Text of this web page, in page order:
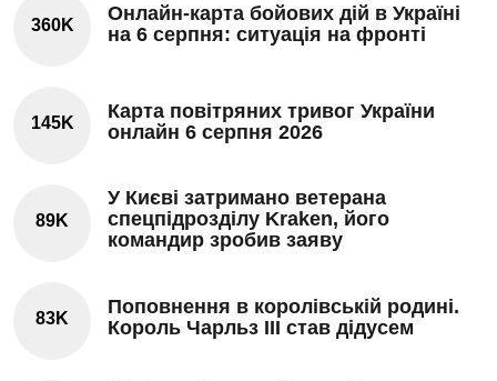
360K
Онлайн-карта бойових дій в Україні
на 6 серпня: ситуація на фронті
145K
Карта повітряних тривог України
онлайн 6 серпня 2026
89K
У Києві затримано ветерана
спецпідрозділу Kraken, його
командир зробив заяву
83K
Поповнення в королівській родині.
Король Чарльз III став дідусем